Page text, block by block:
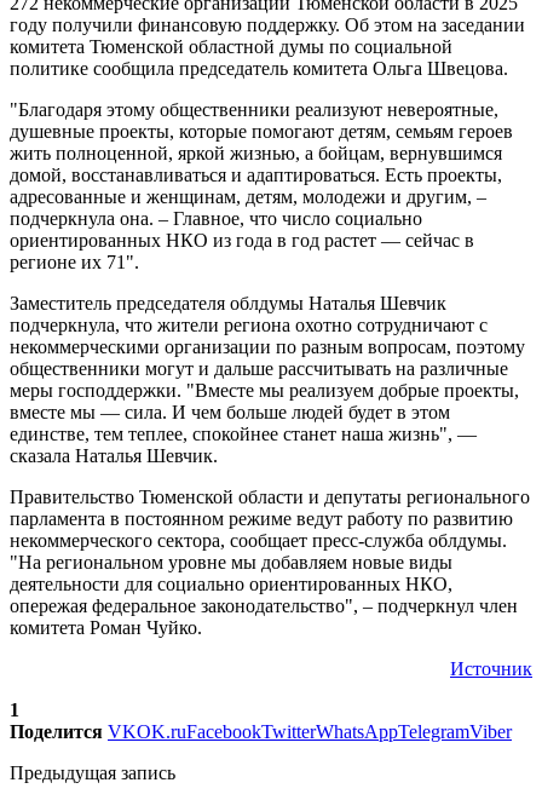
году получили финансовую поддержку. Об этом на заседании
комитета Тюменской областной думы по социальной
политике сообщила председатель комитета Ольга Швецова.
"Благодаря этому общественники реализуют невероятные,
душевные проекты, которые помогают детям, семьям героев
жить полноценной, яркой жизнью, а бойцам, вернувшимся
домой, восстанавливаться и адаптироваться. Есть проекты,
адресованные и женщинам, детям, молодежи и другим, –
подчеркнула она. – Главное, что число социально
ориентированных НКО из года в год растет — сейчас в
регионе их 71".
Заместитель председателя облдумы Наталья Шевчик
подчеркнула, что жители региона охотно сотрудничают с
некоммерческими организации по разным вопросам, поэтому
общественники могут и дальше рассчитывать на различные
меры господдержки. "Вместе мы реализуем добрые проекты,
вместе мы — сила. И чем больше людей будет в этом
единстве, тем теплее, спокойнее станет наша жизнь", —
сказала Наталья Шевчик.
Правительство Тюменской области и депутаты регионального
парламента в постоянном режиме ведут работу по развитию
некоммерческого сектора, сообщает пресс-служба облдумы.
"На региональном уровне мы добавляем новые виды
деятельности для социально ориентированных НКО,
опережая федеральное законодательство", – подчеркнул член
комитета Роман Чуйко.
Источник
1
Поделится VKOK.ruFacebookTwitterWhatsAppTelegramViber
Предыдущая запись